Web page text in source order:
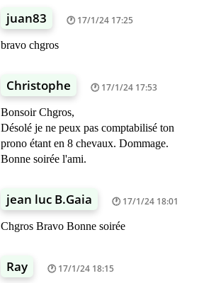
juan83 17/1/24 17:25
bravo chgros
Christophe 17/1/24 17:53
Bonsoir Chgros,
Désolé je ne peux pas comptabilisé ton
prono étant en 8 chevaux. Dommage.
Bonne soirée l'ami.
jean luc B.Gaia 17/1/24 18:01
Chgros Bravo Bonne soirée
Ray 17/1/24 18:15